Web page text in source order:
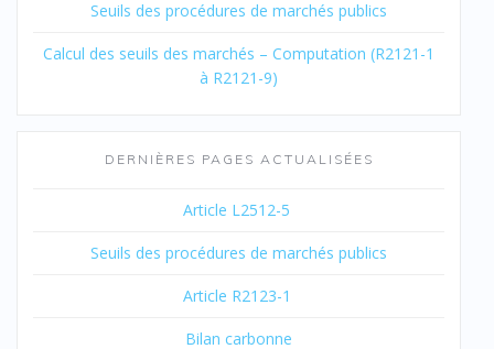
Seuils des procédures de marchés publics
Calcul des seuils des marchés – Computation (R2121-1
à R2121-9)
DERNIÈRES PAGES ACTUALISÉES
Article L2512-5
Seuils des procédures de marchés publics
Article R2123-1
Bilan carbonne